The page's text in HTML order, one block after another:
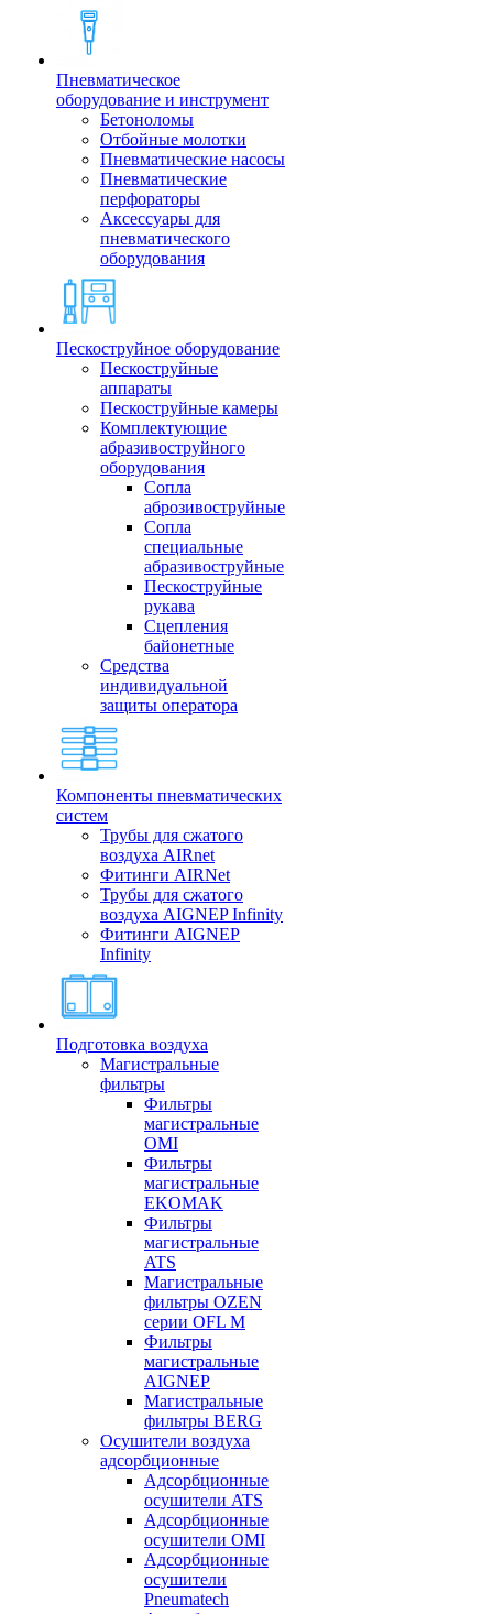
Пневматическое
оборудование и инструмент
Бетоноломы
Отбойные молотки
Пневматические насосы
Пневматические
перфораторы
Аксессуары для
пневматического
оборудования
Пескоструйное оборудование
Пескоструйные
аппараты
Пескоструйные камеры
Комплектующие
абразивоструйного
оборудования
Сопла
аброзивоструйные
Сопла
специальные
абразивоструйные
Пескоструйные
рукава
Сцепления
байонетные
Средства
индивидуальной
защиты оператора
Компоненты пневматических
систем
Трубы для сжатого
воздуха AIRnet
Фитинги AIRNet
Трубы для сжатого
воздуха AIGNEP Infinity
Фитинги AIGNEP
Infinity
Подготовка воздуха
Магистральные
фильтры
Фильтры
магистральные
OMI
Фильтры
магистральные
EKOMAK
Фильтры
магистральные
ATS
Магистральные
фильтры OZEN
серии OFL M
Фильтры
магистральные
AIGNEP
Магистральные
фильтры BERG
Осушители воздуха
адсорбционные
Адсорбционные
осушители ATS
Адсорбционные
осушители OMI
Адсорбционные
осушители
Pneumatech